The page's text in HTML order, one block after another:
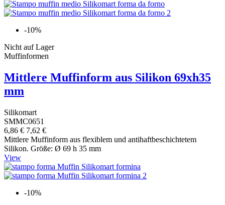
-10%
Nicht auf Lager
Muffinformen
Mittlere Muffinform aus Silikon 69xh35
mm
Silikomart
SMMC0651
6,86 € 7,62 €
Mittlere Muffinform aus flexiblem und antihaftbeschichtetem
Silikon. Größe: Ø 69 h 35 mm
View
-10%